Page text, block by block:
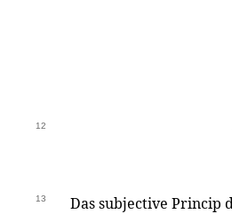
12
13 Das subjective Princip